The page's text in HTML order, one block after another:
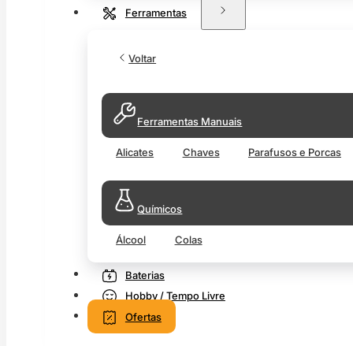
Ferramentas
Voltar
Ferramentas Manuais
Alicates Chaves Parafusos e Porcas
Químicos
Álcool Colas
Baterias
Hobby / Tempo Livre
Ofertas